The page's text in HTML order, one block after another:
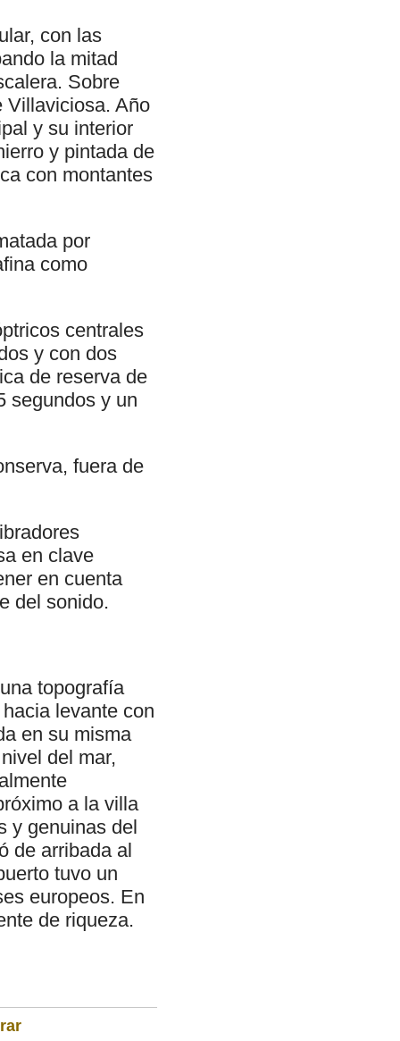
con las
la mitad
Sobre
Villaviciosa. Año
y su interior
y pintada de
con montantes
por
como
centrales
y con dos
de reserva de
segundos y un
fuera de
en clave
en cuenta
del sonido.
topografía
levante con
en su misma
del mar,
a la villa
y genuinas del
de arribada al
tuvo un
europeos. En
de riqueza.